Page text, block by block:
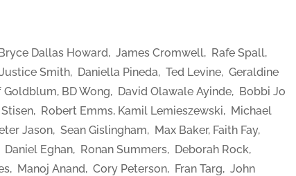
Dallas Howard, James Cromwell, Rafe Spall,
Smith, Daniella Pineda, Ted Levine, Geraldine
Goldblum, BD Wong, David Olawale Ayinde, Bobbi Jo
Robert Emms, Kamil Lemieszewski, Michael
Jason, Sean Gislingham, Max Baker, Faith Fay,
Daniel Eghan, Ronan Summers, Deborah Rock,
Manoj Anand, Cory Peterson, Fran Targ, John